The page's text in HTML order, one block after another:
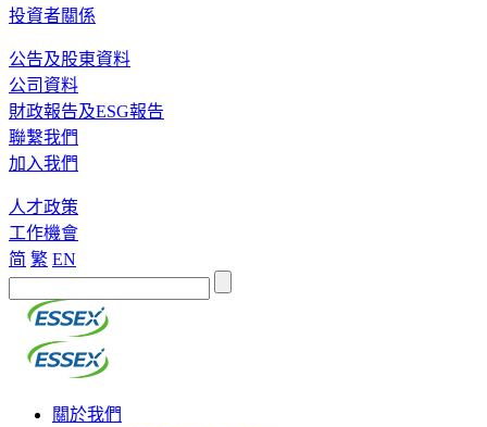
投資者關係
公告及股東資料
公司資料
財政報告及ESG報告
聯繫我們
加入我們
人才政策
工作機會
简 繁 EN
關於我們